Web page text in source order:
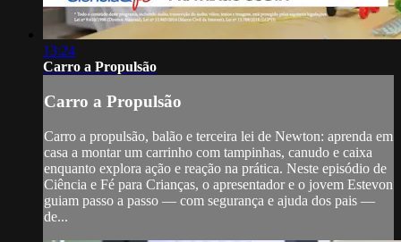
13:24
Carro a Propulsão
Carro a Propulsão
Carro a propulsão, balão e terceira lei de Newton: aprenda em
casa a montar um carrinho com tampinhas, canudo e caixa
enquanto explora ação e reação na prática. Neste episódio de
Ciência e Fé para Crianças, o apresentador e o jovem Estevon
guiam passo a passo — com segurança e ajuda dos pais —
de...